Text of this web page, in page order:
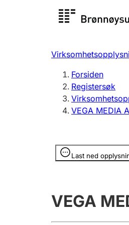
Registersøk
Registrere, endre,
Forsiden
Registersøk
VEGA MEDIA
Last ned
Opplysninger er
VEGA